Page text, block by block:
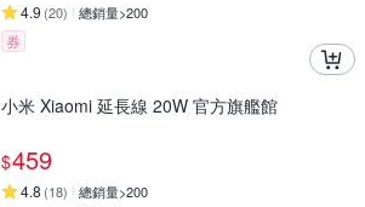
4.9 (20) 總銷量>200
券
小米 Xiaomi 延長線 20W 官方旗艦館
$459
4.8 (18) 總銷量>200